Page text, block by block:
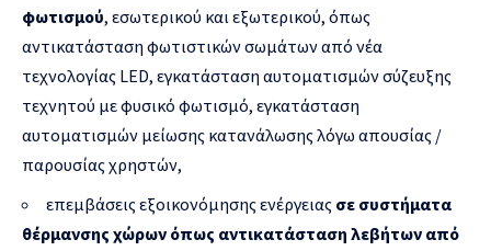
φωτισμού, εσωτερικού και εξωτερικού, όπως
αντικατάσταση φωτιστικών σωμάτων από νέα
τεχνολογίας LED, εγκατάσταση αυτοματισμών σύζευξης
τεχνητού με φυσικό φωτισμό, εγκατάσταση
αυτοματισμών μείωσης κατανάλωσης λόγω απουσίας /
παρουσίας χρηστών,
επεμβάσεις εξοικονόμησης ενέργειας σε συστήματα
θέρμανσης χώρων όπως αντικατάσταση λεβήτων από